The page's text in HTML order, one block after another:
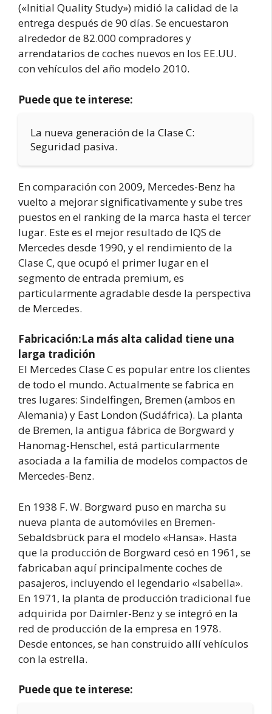
(«Initial Quality Study») midió la calidad de la
entrega después de 90 días. Se encuestaron
alrededor de 82.000 compradores y
arrendatarios de coches nuevos en los EE.UU.
con vehículos del año modelo 2010.
Puede que te interese:
La nueva generación de la Clase C:
Seguridad pasiva.
En comparación con 2009, Mercedes-Benz ha
vuelto a mejorar significativamente y sube tres
puestos en el ranking de la marca hasta el tercer
lugar. Este es el mejor resultado de IQS de
Mercedes desde 1990, y el rendimiento de la
Clase C, que ocupó el primer lugar en el
segmento de entrada premium, es
particularmente agradable desde la perspectiva
de Mercedes.
Fabricación:La más alta calidad tiene una
larga tradición
El Mercedes Clase C es popular entre los clientes
de todo el mundo. Actualmente se fabrica en
tres lugares: Sindelfingen, Bremen (ambos en
Alemania) y East London (Sudáfrica). La planta
de Bremen, la antigua fábrica de Borgward y
Hanomag-Henschel, está particularmente
asociada a la familia de modelos compactos de
Mercedes-Benz.
En 1938 F. W. Borgward puso en marcha su
nueva planta de automóviles en Bremen-
Sebaldsbrück para el modelo «Hansa». Hasta
que la producción de Borgward cesó en 1961, se
fabricaban aquí principalmente coches de
pasajeros, incluyendo el legendario «Isabella».
En 1971, la planta de producción tradicional fue
adquirida por Daimler-Benz y se integró en la
red de producción de la empresa en 1978.
Desde entonces, se han construido allí vehículos
con la estrella.
Puede que te interese: